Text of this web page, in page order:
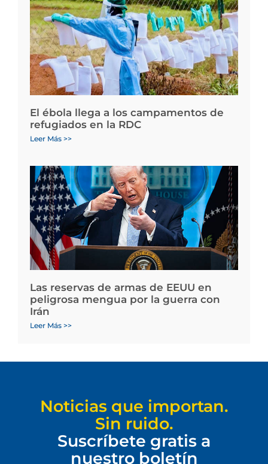
El ébola llega a los campamentos de
refugiados en la RDC
Leer Más >>
Las reservas de armas de EEUU en
peligrosa mengua por la guerra con
Irán
Leer Más >>
Noticias que importan.
Sin ruido.
Suscríbete gratis a
nuestro boletín